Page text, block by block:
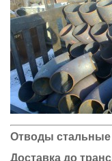
Отводы стальные
Доставка до